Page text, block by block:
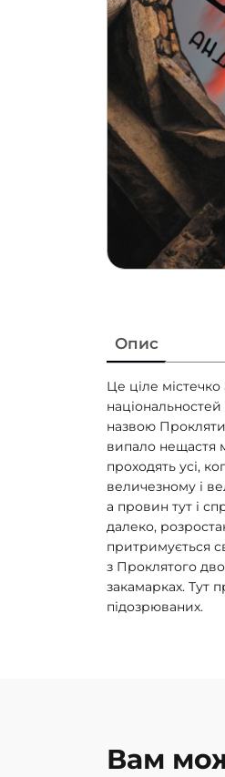
Опис
Це ціле містечко
назвою
випало нещастя
проходять усі,
величезному і
а провин тут і
далеко,
притримується
з Проклятого
закамарках. Тут
підозрюваних.
Вам